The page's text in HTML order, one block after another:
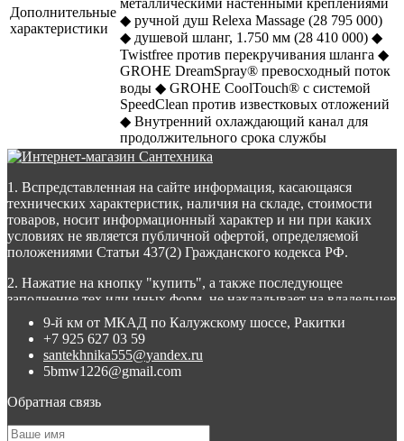
Дополнительные
характеристики
◆ ручной душ Relexa Massage (28 795 000)
◆ душевой шланг, 1.750 мм (28 410 000) ◆
Twistfree против перекручивания шланга ◆
GROHE DreamSpray® превосходный поток
воды ◆ GROHE CoolTouch® с системой
SpeedClean против известковых отложений
◆ Внутренний охлаждающий канал для
продолжительного срока службы
1. Вспредставленная на сайте информация, касающаяся
технических характеристик, наличия на складе, стоимости
товаров, носит информационный характер и ни при каких
условиях не является публичной офертой, определяемой
положениями Статьи 437(2) Гражданского кодекса РФ.
2. Нажатие на кнопку "купить", а также последующее
заполнение тех или иных форм, не накладывает на владельцев
сайта никаких обязательств.
3. Присланное по e-mail сообщение, содержащее копию
заполненной формы заявки на сайте, не является ответом на
сообщение потребителя или подтверждением заказа со
стороны владельцев сайта.
4. Все материалы, размещенные на сайте, являются
9-й км от МКАД по Калужскому шоссе, Ракитки
+7 925 627 03 59
santekhnika555@yandex.ru
5bmw1226@gmail.com
Обратная связь